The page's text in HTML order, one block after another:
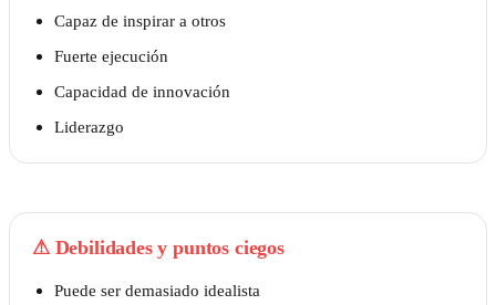
Capaz de inspirar a otros
Fuerte ejecución
Capacidad de innovación
Liderazgo
⚠ Debilidades y puntos ciegos
Puede ser demasiado idealista